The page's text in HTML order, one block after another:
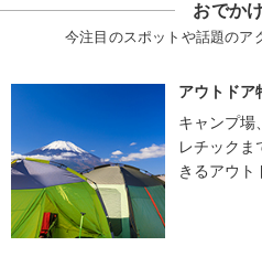
おでか
今注目のスポットや話題のア
アウトドア
キャンプ場
レチックま
きるアウト